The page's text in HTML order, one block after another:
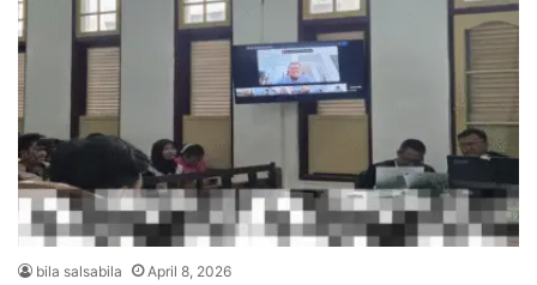
bila salsabila April 8, 2026